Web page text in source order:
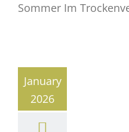
Sommer Im
January
2026